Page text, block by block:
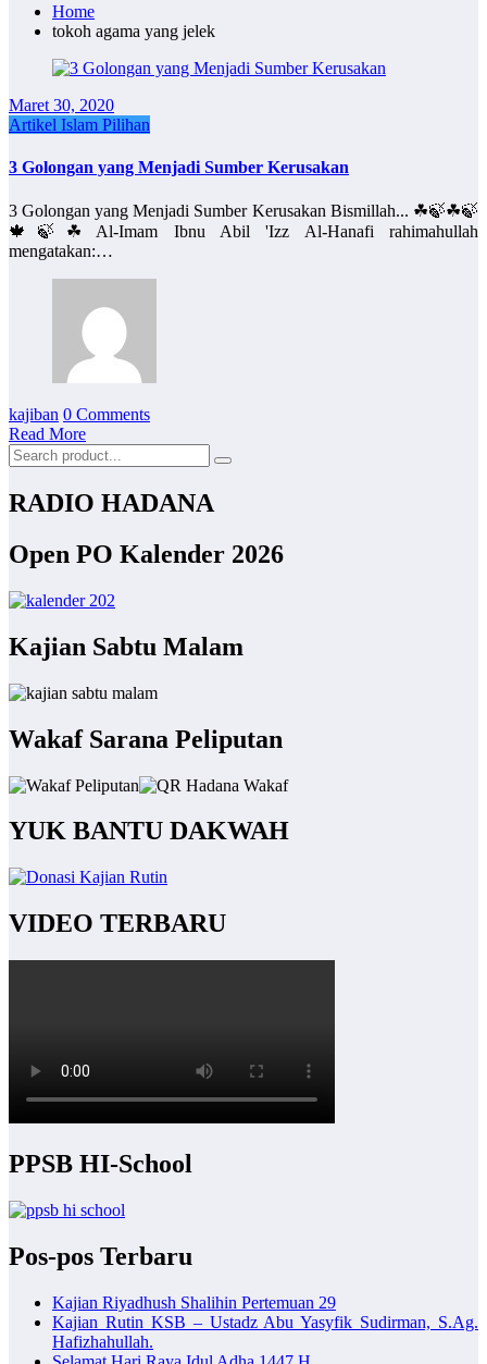
Home
tokoh agama yang jelek
Maret 30, 2020
Artikel Islam Pilihan
3 Golongan yang Menjadi Sumber Kerusakan
3 Golongan yang Menjadi Sumber Kerusakan Bismillah... ☘🍃☘🍃
🍁🍃☘ Al-Imam Ibnu Abil 'Izz Al-Hanafi rahimahullah
mengatakan:…
kajiban 0 Comments
Read More
RADIO HADANA
Open PO Kalender 2026
Kajian Sabtu Malam
Wakaf Sarana Peliputan
YUK BANTU DAKWAH
VIDEO TERBARU
PPSB HI-School
Pos-pos Terbaru
Kajian Riyadhush Shalihin Pertemuan 29
Kajian Rutin KSB – Ustadz Abu Yasyfik Sudirman, S.Ag.
Hafizhahullah.